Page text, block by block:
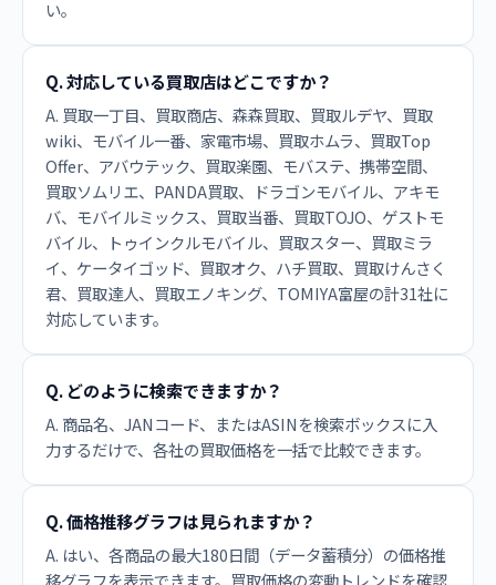
い。
Q. 対応している買取店はどこですか？
A. 買取一丁目、買取商店、森森買取、買取ルデヤ、買取
wiki、モバイル一番、家電市場、買取ホムラ、買取Top
Offer、アバウテック、買取楽園、モバステ、携帯空間、
買取ソムリエ、PANDA買取、ドラゴンモバイル、アキモ
バ、モバイルミックス、買取当番、買取TOJO、ゲストモ
バイル、トゥインクルモバイル、買取スター、買取ミラ
イ、ケータイゴッド、買取オク、ハチ買取、買取けんさく
君、買取達人、買取エノキング、TOMIYA富屋の計31社に
対応しています。
Q. どのように検索できますか？
A. 商品名、JANコード、またはASINを検索ボックスに入
力するだけで、各社の買取価格を一括で比較できます。
Q. 価格推移グラフは見られますか？
A. はい、各商品の最大180日間（データ蓄積分）の価格推
移グラフを表示できます。買取価格の変動トレンドを確認